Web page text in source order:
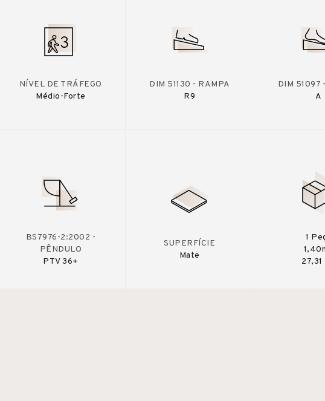
NÍVEL DE TRÁFEGO
Médio-Forte
DIM 51130 - RAMPA
R9
DIM 51097
A
BS7976-2:2002 -
PÊNDULO
PTV 36+
SUPERFÍCIE
Mate
1
27,31